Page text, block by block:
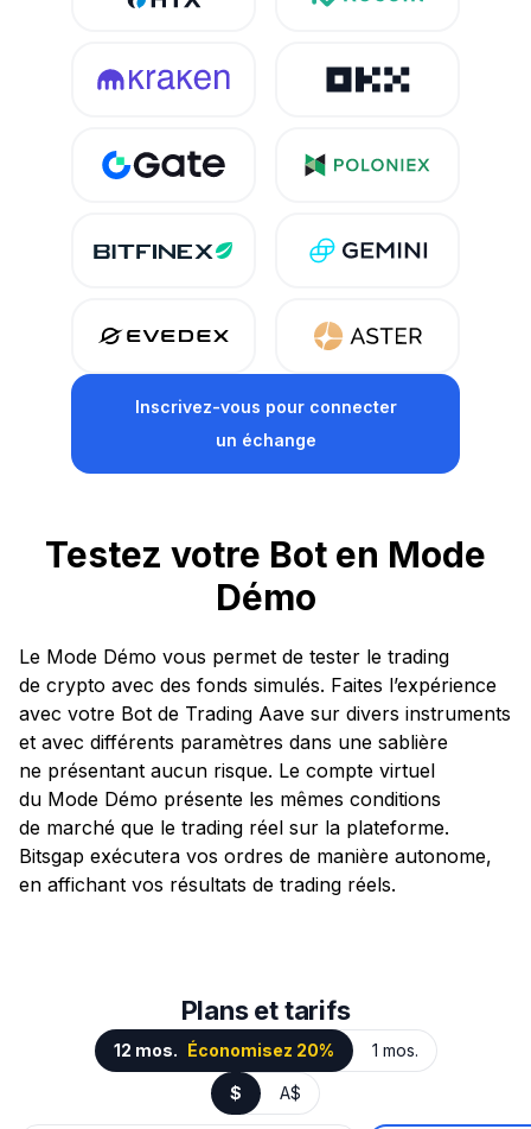
Inscrivez-vous pour connecter
un échange
Testez votre Bot en Mode
Démo
Le Mode Démo vous permet de tester le trading
de crypto avec des fonds simulés. Faites l’expérience
avec votre Bot de Trading Aave sur divers instruments
et avec différents paramètres dans une sablière
ne présentant aucun risque. Le compte virtuel
du Mode Démo présente les mêmes conditions
de marché que le trading réel sur la plateforme.
Bitsgap exécutera vos ordres de manière autonome,
en affichant vos résultats de trading réels.
Plans et tarifs
12 mos. Économisez 20% 1 mos.
$ A$